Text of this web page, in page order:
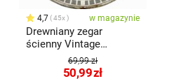
4,7 45x w magazynie
Drewniany zegar
ścienny Vintage
compass, śr. 34 cm
69,99 zł
50,99zł